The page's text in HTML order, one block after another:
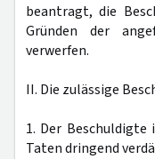
beantragt, die
Gründen der
verwerfen.
II. Die zulässige
1. Der
Taten dringend